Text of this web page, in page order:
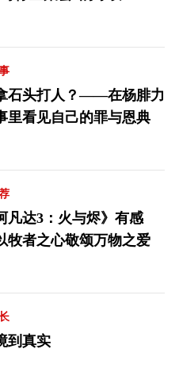
石头打人？——在杨腓力
里看见自己的罪与恩典
凡达3：火与烬》有感
者之心敬颂万物之爱
到真实